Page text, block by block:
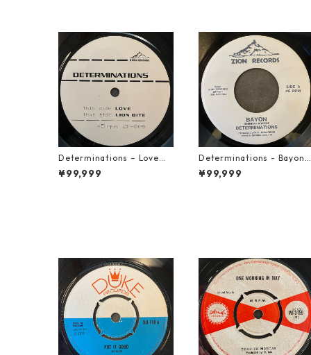
Determinations – Love【7
-21918】
¥99,999
Determinations - Bayon
【7-21865】
¥99,999